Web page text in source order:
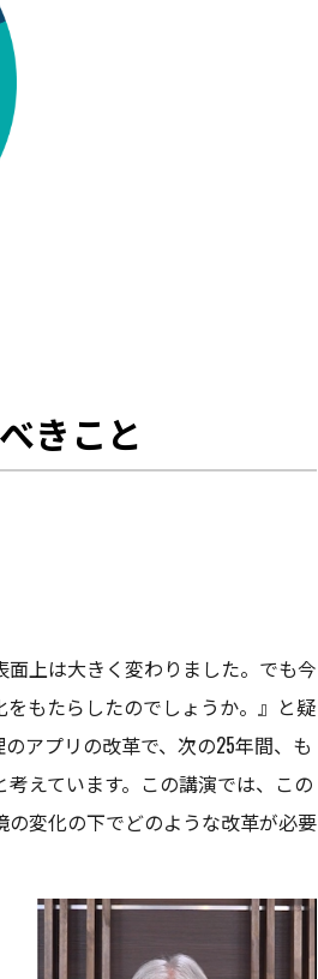
きこと
上は大きく変わりました。でも今
もたらしたのでしょうか。』と疑
アプリの改革で、次の25年間、も
えています。この講演では、この
変化の下でどのような改革が必要